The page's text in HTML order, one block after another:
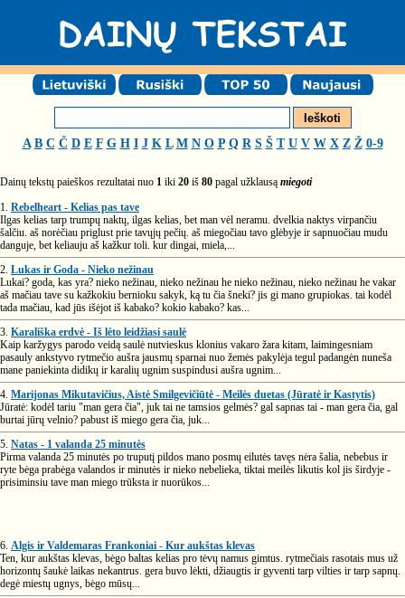
A B C Č D E F G H I J K L M N O P Q R S Š T U V W X Z Ž 0-9
Dainų tekstų paieškos rezultatai nuo 1 iki 20 iš 80 pagal užklausą miegoti
1. Rebelheart - Kelias pas tave
Ilgas kelias tarp trumpų naktų, ilgas kelias, bet man vėl neramu. dvelkia naktys virpančiu
šalčiu. aš norėčiau priglust prie tavųjų pečių. aš miegočiau tavo glėbyje ir sapnuočiau mudu
danguje, bet keliauju aš kažkur toli. kur dingai, miela,...
2. Lukas ir Goda - Nieko nežinau
Lukai? goda, kas yra? nieko nežinau, nieko nežinau he nieko nežinau, nieko nežinau he vakar
aš mačiau tave su kažkokiu bernioku sakyk, ką tu čia šneki? jis gi mano grupiokas. tai kodėl
tada mačiau, kad jūs išėjot iš kabako? kokio kabako? kas...
3. Karališka erdvė - Iš lėto leidžiasi saulė
Kaip karžygys parodo veidą saulė nutvieskus klonius vakaro žara kitam, laimingesniam
pasauly ankstyvo rytmečio aušra jausmų sparnai nuo žemės pakylėja tegul padangėn nuneša
mane paniekinta didikų ir karalių ugnim suspindusi aušra ugnim...
4. Marijonas Mikutavičius, Aistė Smilgevičiūtė - Meilės duetas (Jūratė ir Kastytis)
Jūratė: kodėl tariu "man gera čia", juk tai ne tamsios gelmės? gal sapnas tai - man gera čia, gal
burtai jūrų velnio? pabust iš miego gera čia, juk...
5. Natas - 1 valanda 25 minutės
Pirma valanda 25 minutės po truputį pildos mano posmų eilutės tavęs nėra šalia, nebebus ir
ryte bėga prabėga valandos ir minutės ir nieko nebelieka, tiktai meilės likutis kol jis širdyje -
prisiminsiu tave man miego trūksta ir nuorūkos...
6. Algis ir Valdemaras Frankoniai - Kur aukštas klevas
Ten, kur aukštas klevas, bėgo baltas kelias pro tėvų namus gimtus. rytmečiais rasotais mus už
horizontų šaukė laikas nekantrus. gera buvo lėkti, džiaugtis ir gyventi tarp vilties ir tarp sapnų.
degė miestų ugnys, bėgo mūsų...